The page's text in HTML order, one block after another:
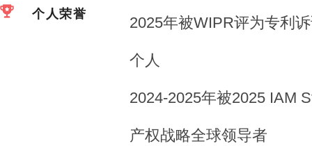
个人荣誉 2025年被WIPR评为专利
个人
2024-2025年被2025 IAM
产权战略全球领导者